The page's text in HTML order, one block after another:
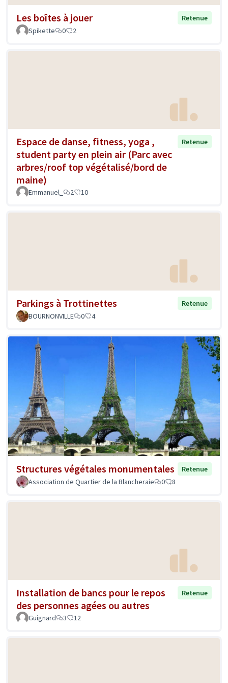
Les boîtes à jouer
Retenue
Spikette
0 2
Espace de danse, fitness, yoga ,
student party en plein air (Parc avec
arbres/roof top végétalisé/bord de
maine)
Retenue
Emmanuel_ 2 10
Parkings à Trottinettes
Retenue
BOURNONVILLE
0 4
Structures végétales monumentales
Retenue
Association de Quartier de la Blancheraie
0 8
Installation de bancs pour le repos
des personnes agées ou autres
Retenue
Guignard 3 12